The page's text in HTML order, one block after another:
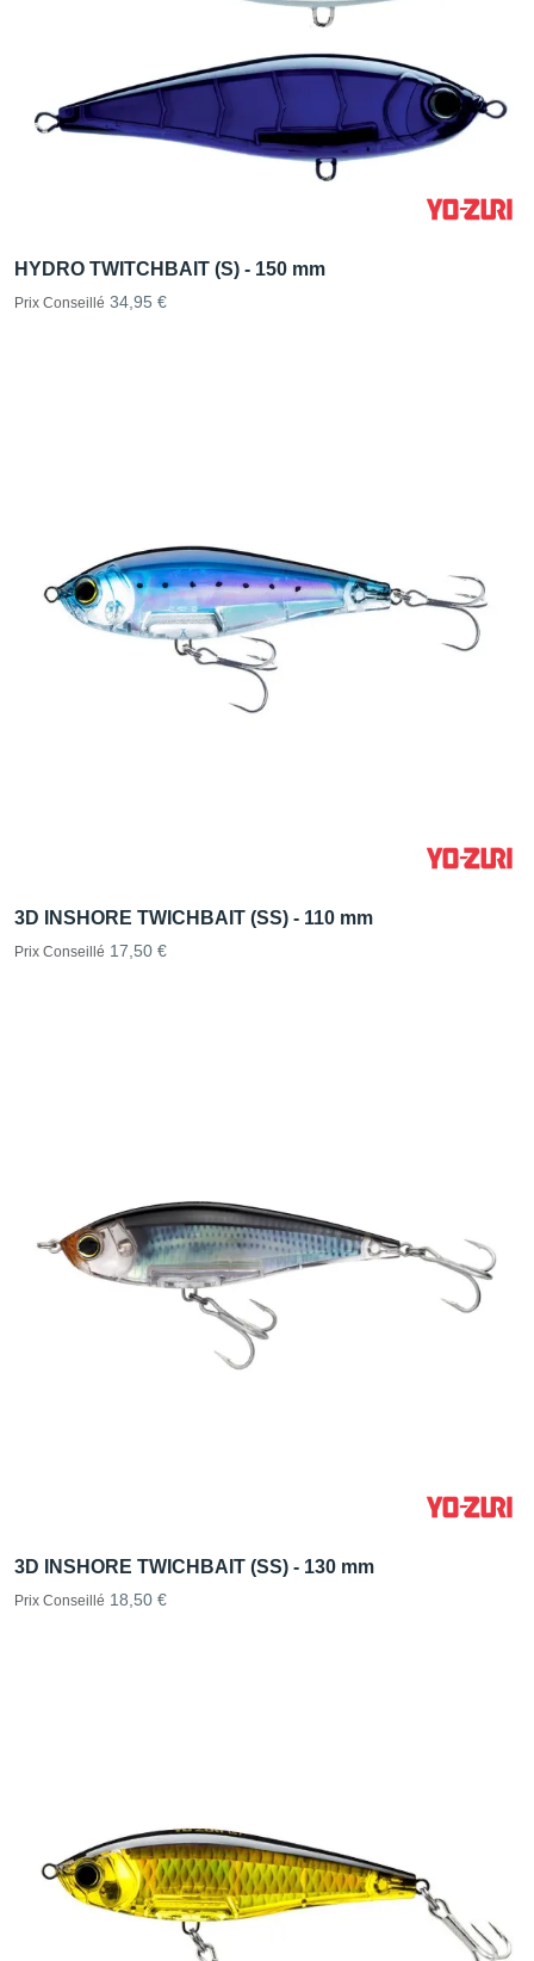
HYDRO TWITCHBAIT (S) - 150 mm
Prix Conseillé 34,95 €
3D INSHORE TWICHBAIT (SS) - 110 mm
Prix Conseillé 17,50 €
3D INSHORE TWICHBAIT (SS) - 130 mm
Prix Conseillé 18,50 €